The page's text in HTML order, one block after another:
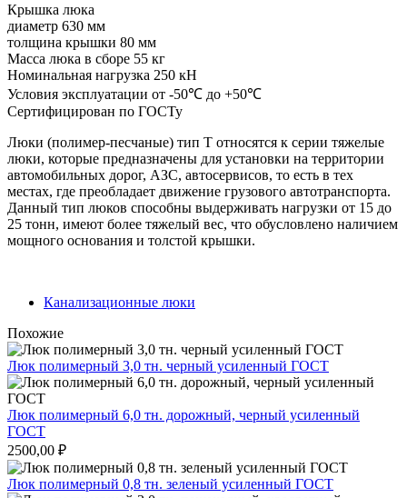
Крышка люка
диаметр 630 мм
толщина крышки 80 мм
Масса люка в сборе 55 кг
Номинальная нагрузка 250 кН
Условия эксплуатации от -50℃ до +50℃
Сертифицирован по ГОСТу
Люки (полимер-песчаные) тип Т относятся к серии тяжелые
люки, которые предназначены для установки на территории
автомобильных дорог, АЗС, автосервисов, то есть в тех
местах, где преобладает движение грузового автотранспорта.
Данный тип люков способны выдерживать нагрузки от 15 до
25 тонн, имеют более тяжелый вес, что обусловлено наличием
мощного основания и толстой крышки.
Канализационные люки
Похожие
Люк полимерный 3,0 тн. черный усиленный ГОСТ
Люк полимерный 6,0 тн. дорожный, черный усиленный
ГОСТ
2500,00 ₽
Люк полимерный 0,8 тн. зеленый усиленный ГОСТ